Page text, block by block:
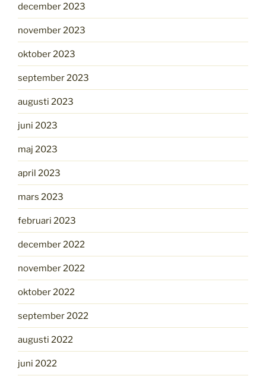
december 2023
november 2023
oktober 2023
september 2023
augusti 2023
juni 2023
maj 2023
april 2023
mars 2023
februari 2023
december 2022
november 2022
oktober 2022
september 2022
augusti 2022
juni 2022